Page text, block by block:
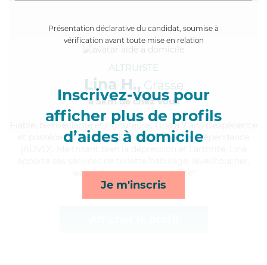
Présentation déclarative du candidat, soumise à
vérification avant toute mise en relation
Inscrivez-vous pour
afficher plus de profils
d’aides à domicile
Je m'inscris
ALTRUISTE
Lina H., Grasse
à 5km de chez Vous
, bienveillante et rigoureuse, Lina a 7 ans d'expérience
et possède un diplôme d'Assistante De Vie Dépendance
lessive/repassage et mobilité*